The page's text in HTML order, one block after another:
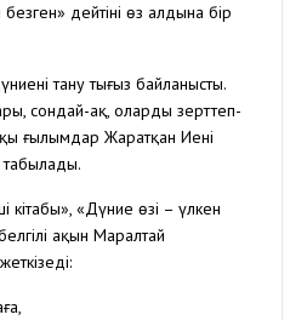
дейтіні өз алдына бір
тану тығыз байланысты.
сондай-ақ, оларды зерттеп-
ғылымдар Жаратқан Иені
кітабы», «Дүние өзі – үлкен
ақын Маралтай